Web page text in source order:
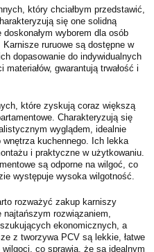
który chciałbym przedstawić,
się one solidną
wyborem dla osób
ruruowe są dostępne w
dopasowanie do indywidualnych
gwarantują trwałość i
które zyskują coraz większą
Charakteryzują się
wyglądem, idealnie
wnętrza kuchennego. Ich lekka
i praktyczne w użytkowaniu.
są odporne na wilgoć, co
występuje wysoka wilgotność.
rozważyć zakup karniszy
rozwiązaniem,
ekonomicznych, a
z tworzywa PCV są lekkie, łatwe
co sprawia, że są idealnym